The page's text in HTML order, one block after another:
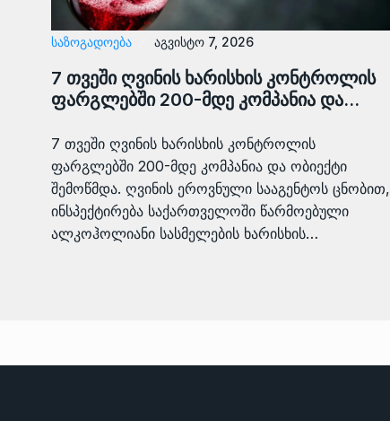
ᲡᲐᲖᲝᲒᲐᲓᲝᲔᲑᲐ აგვისტო 7, 2026
7 თვეში ღვინის ხარისხის კონტროლის
ფარგლებში 200-მდე კომპანია და…
7 თვეში ღვინის ხარისხის კონტროლის
ფარგლებში 200-მდე კომპანია და ობიექტი
შემოწმდა. ღვინის ეროვნული სააგენტოს ცნობით,
ინსპექტირება საქართველოში წარმოებული
ალკოჰოლიანი სასმელების ხარისხის…